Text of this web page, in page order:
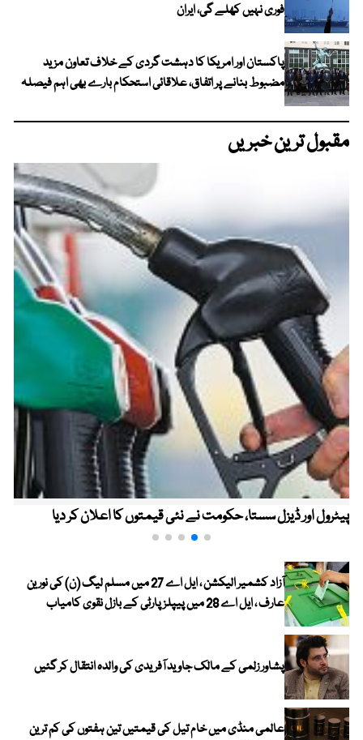
فوری نہیں کھلے گی، ایران
پاکستان اور امریکا کا دہشت گردی کے خلاف تعاون مزید
مضبوط بنانے پر اتفاق، علاقائی استحکام بارے بھی اہم فیصلہ
مقبول ترین خبریں
پیٹرول اور ڈیزل سستا، حکومت نے نئی قیمتوں کا اعلان کر دیا
آزاد کشمیر الیکشن ، ایل اے 27 میں مسلم لیگ (ن) کی نورین
عارف ، ایل اے 28 میں پیپلز پارٹی کے بازل نقوی کامیاب
پشاور زلمی کے مالک جاوید آفریدی کی والدہ انتقال کر گئیں
عالمی منڈی میں خام تیل کی قیمتیں تین ہفتوں کی کم ترین